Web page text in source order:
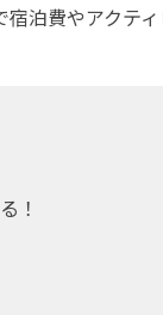
泊費やアクテ
！